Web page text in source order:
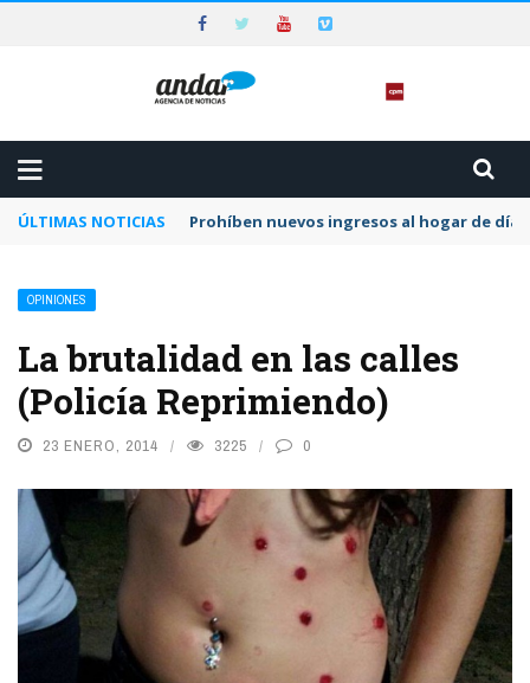
ÚLTIMAS NOTICIAS Prohíben nuevos ingresos al hogar de día
OPINIONES
La brutalidad en las calles
(Policía Reprimiendo)
23 ENERO, 2014 3225 0